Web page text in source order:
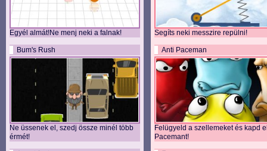
Egyél almát!Ne menj neki a falnak!
Bum's Rush
Ne üssenek el, szedj össze minél több
érmét!
Segíts neki messzire repülni!
Anti Paceman
Felügyeld a szellemeket és kapd
Pacemant!